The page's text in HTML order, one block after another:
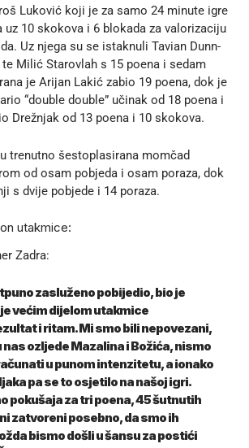
Luković koji je za samo 24 minute igre
uz 10 skokova i 6 blokada za valorizaciju
Uz njega su se istaknuli Tavian Dunn-
Milić Starovlah s 15 poena i sedam
je Arijan Lakić zabio 19 poena, dok je
“double double” učinak od 18 poena i
Drežnjak od 13 poena i 10 skokova.
trenutno šestoplasirana momčad
od osam pobjeda i osam poraza, dok
s dvije pobjede i 14 poraza.
utakmice:
Zadra:
zasluženo pobijedio, bio je
većim dijelom utakmice
i ritam. Mi smo bili nepovezani,
ozljede Mazalina i Božića, nismo
u punom intenzitetu, a ionako
pa se to osjetilo na našoj igri.
pokušaja za tri poena, 45 šutnutih
zatvoreni posebno, da smo ih
bismo došli u šansu za postići